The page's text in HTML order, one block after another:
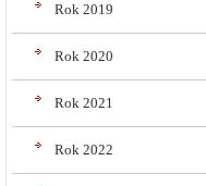
Rok 2019
Rok 2020
Rok 2021
Rok 2022